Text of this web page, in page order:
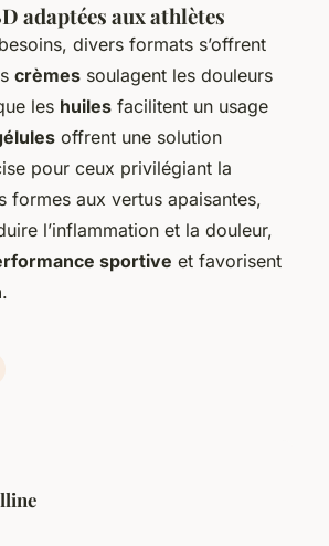
adaptées aux athlètes
divers formats s’offrent
crèmes soulagent les douleurs
les huiles facilitent un usage
offrent une solution
pour ceux privilégiant la
formes aux vertus apaisantes,
l’inflammation et la douleur,
sportive et favorisent
.